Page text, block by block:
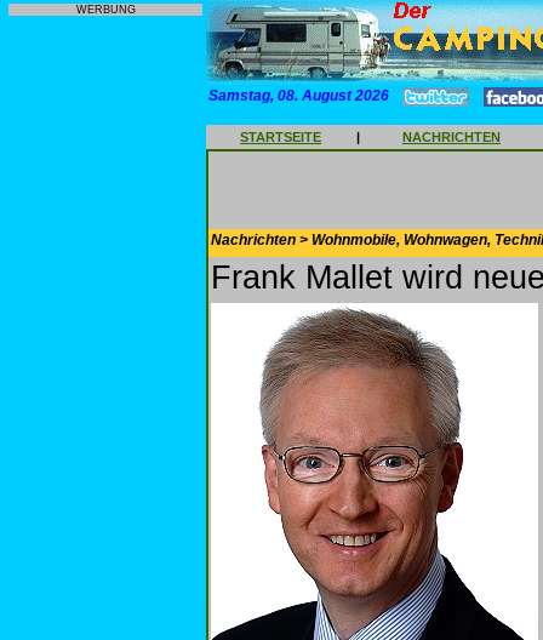
WERBUNG
Samstag, 08. August 2026
STARTSEITE | NACHRICHTEN
Nachrichten > Wohnmobile, Wohnwagen,
Frank Mallet wird